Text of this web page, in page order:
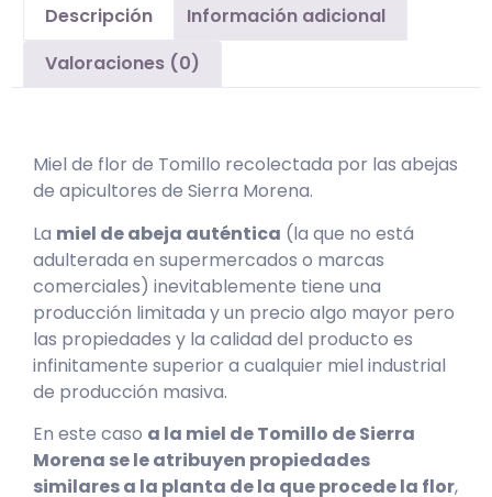
Descripción
Información adicional
Valoraciones (0)
Miel de flor de Tomillo recolectada por las abejas
de apicultores de Sierra Morena.
La miel de abeja auténtica (la que no está
adulterada en supermercados o marcas
comerciales) inevitablemente tiene una
producción limitada y un precio algo mayor pero
las propiedades y la calidad del producto es
infinitamente superior a cualquier miel industrial
de producción masiva.
En este caso a la miel de Tomillo de Sierra
Morena se le atribuyen propiedades
similares a la planta de la que procede la flor,